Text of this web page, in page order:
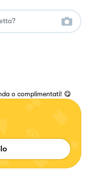
o complimentati! 😋